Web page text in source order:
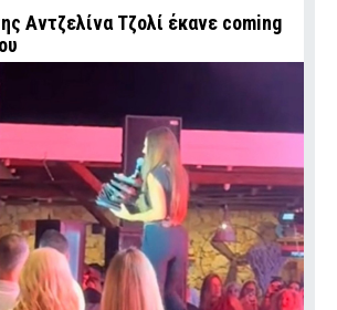
Αντζελίνα Τζολί έκανε coming